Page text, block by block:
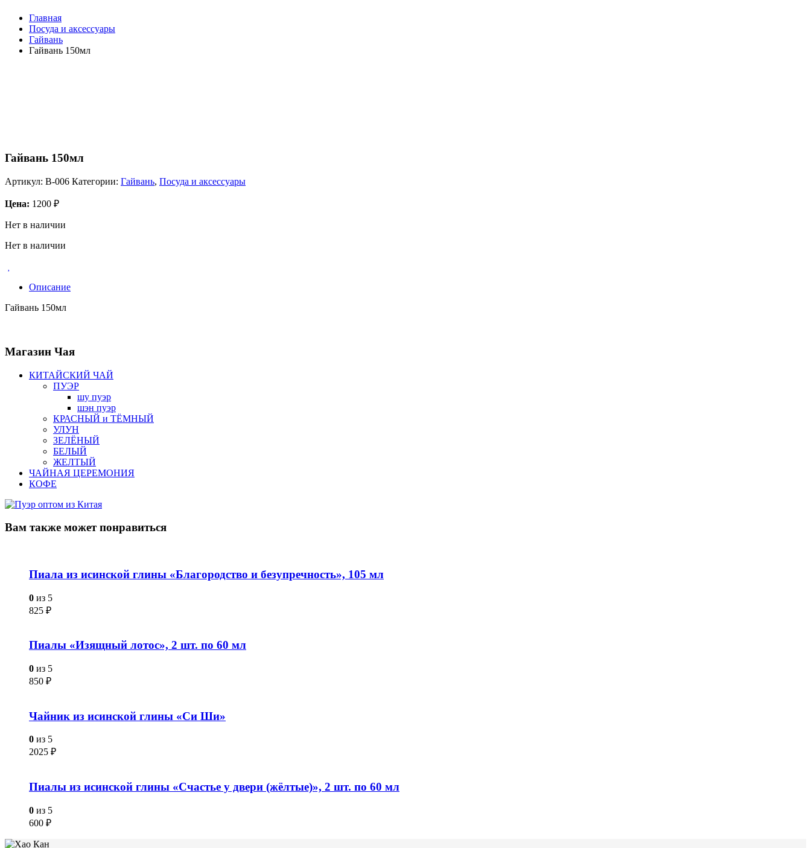
Главная
Посуда и аксессуары
Гайвань
Гайвань 150мл
Гайвань 150мл
Артикул: B-006 Категории: Гайвань, Посуда и аксессуары
Цена: 1200 ₽
Нет в наличии
Нет в наличии
Описание
Гайвань 150мл
Магазин Чая
КИТАЙСКИЙ ЧАЙ
ПУЭР
шу пуэр
шэн пуэр
КРАСНЫЙ и ТЁМНЫЙ
УЛУН
ЗЕЛЁНЫЙ
БЕЛЫЙ
ЖЕЛТЫЙ
ЧАЙНАЯ ЦЕРЕМОНИЯ
КОФЕ
Вам также может понравиться
Пиала из исинской глины «Благородство и безупречность», 105 мл
0 из 5
825 ₽
Пиалы «Изящный лотос», 2 шт. по 60 мл
0 из 5
850 ₽
Чайник из исинской глины «Си Ши»
0 из 5
2025 ₽
Пиалы из исинской глины «Счастье у двери (жёлтые)», 2 шт. по 60 мл
0 из 5
600 ₽